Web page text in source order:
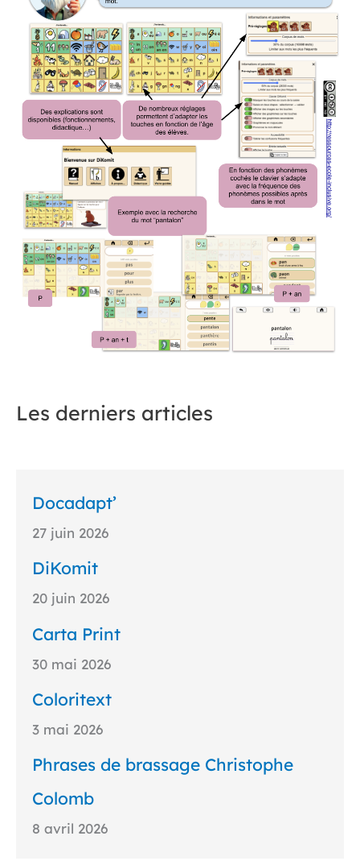
Les derniers articles
Docadapt’
27 juin 2026
DiKomit
20 juin 2026
Carta Print
30 mai 2026
Coloritext
3 mai 2026
Phrases de brassage Christophe
Colomb
8 avril 2026